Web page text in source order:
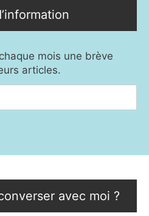
mois une brève
articles.
avec moi ?